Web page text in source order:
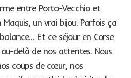
entre Porto-Vecchio et
un vrai bijou. Parfois ça
Et ce séjour en Corse
delà de nos attentes. Nous
coups de cœur, nos